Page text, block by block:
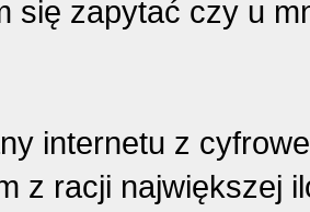
się zapytać czy u
internetu z
z racji największej